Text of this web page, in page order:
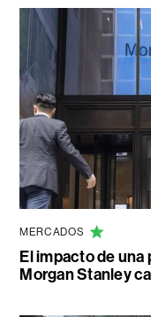
MERCADOS
El impacto de una
Morgan Stanley